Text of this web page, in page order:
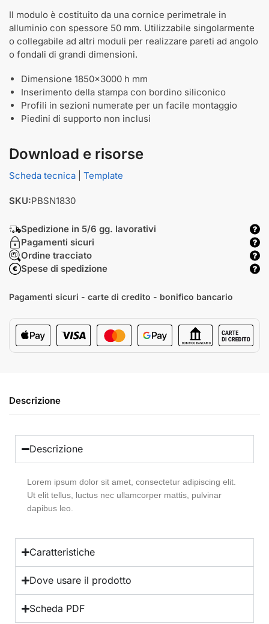
Il modulo è costituito da una cornice perimetrale in
alluminio con spessore 50 mm. Utilizzabile singolarmente
o collegabile ad altri moduli per realizzare pareti ad angolo
o fondali di grandi dimensioni.
Dimensione 1850x3000 h mm
Inserimento della stampa con bordino siliconico
Profili in sezioni numerate per un facile montaggio
Piedini di supporto non inclusi
Download e risorse
Scheda tecnica Template
SKU:PBSN1830
Spedizione in 5/6 gg. lavorativi
Pagamenti sicuri
Ordine tracciato
Spese di spedizione
Pagamenti sicuri - carte di credito - bonifico bancario
Descrizione
Descrizione
Lorem ipsum dolor sit amet, consectetur adipiscing elit.
Ut elit tellus, luctus nec ullamcorper mattis, pulvinar
dapibus leo.
Caratteristiche
Dove usare il prodotto
Scheda PDF